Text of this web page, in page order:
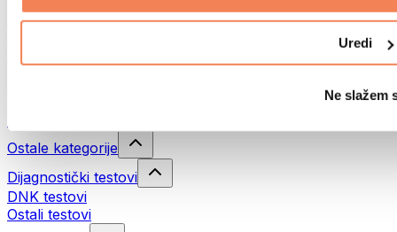
Uredi
Ne slažem
Eko kućanstvo
Ostale kategorije
Dijagnostički testovi
DNK testovi
Ostali testovi